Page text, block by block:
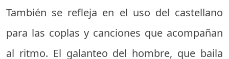
También se refleja en el uso del castellano
para las coplas y canciones que acompañan
al ritmo. El galanteo del hombre, que baila